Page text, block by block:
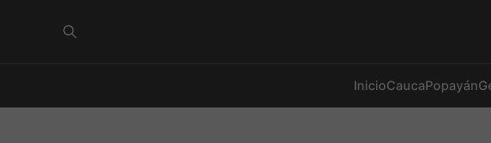
InicioCaucaPopayán